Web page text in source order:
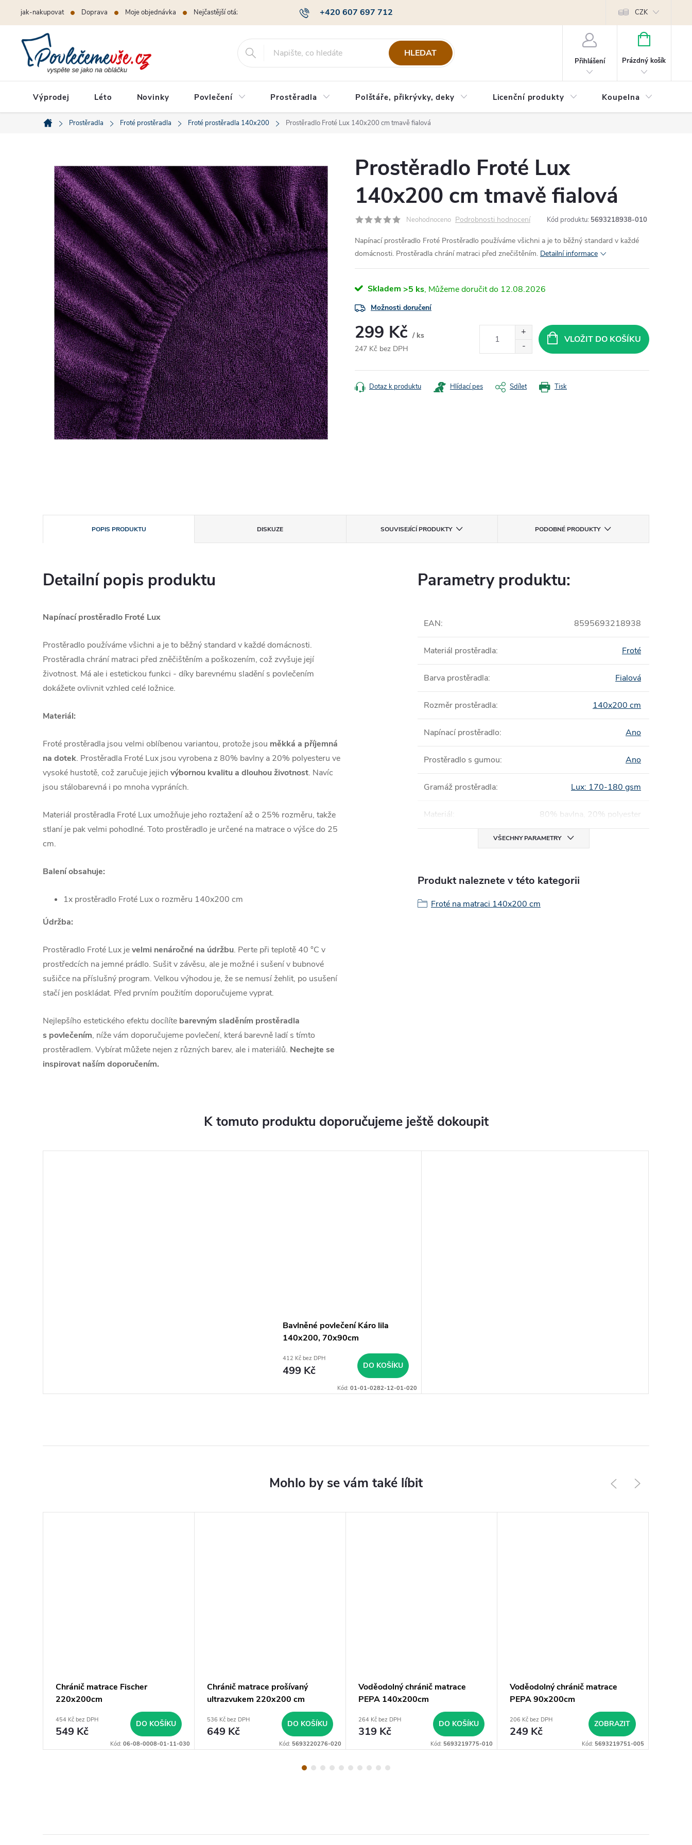
+420 607 697 712
jak-nakupovat Doprava Moje objednávka Nejčastější otázky Obchodní podmínky Podmínky ochrany osobních údajů Poptávky a B2B
CZK
HLEDAT
Přihlášení
NÁKUPNÍ
Prázdný košík
Výprodej Léto Novinky Povlečení Prostěradla Polštáře, přikrývky, deky Licenční produkty Koupelna
Domů
Prostěradla Froté prostěradla Froté prostěradla 140x200 Prostěradlo Froté Lux 140x200 cm tmavě fialová
Prostěradlo Froté Lux
140x200 cm tmavě fialová
Neohodnoceno Podrobnosti hodnocení Kód produktu: 5693218938-010
Napínací prostěradlo Froté Prostěradlo používáme všichni a je to běžný standard v každé
domácnosti. Prostěradla chrání matraci před znečištěním. Detailní informace
Skladem >5 ks 12.08.2026
Možnosti doručení
299 Kč / ks
247 Kč bez DPH
cena:
VLOŽIT DO KOŠÍKU
Tisk
Dotaz k produktu Hlídací pes Sdílet
POPIS PRODUKTU DISKUZE SOUVISEJÍCÍ PRODUKTY PODOBNÉ PRODUKTY
Detailní popis produktu
Napínací prostěradlo Froté Lux
Prostěradlo používáme všichni a je to běžný standard v každé domácnosti.
Prostěradla chrání matraci před zněčištěním a poškozením, což zvyšuje její
životnost. Má ale i estetickou funkci - díky barevnému sladění s povlečením
dokážete ovlivnit vzhled celé ložnice.
Materiál:
Froté prostěradla jsou velmi oblíbenou variantou, protože jsou měkká a příjemná
na dotek. Prostěradla Froté Lux jsou vyrobena z 80% bavlny a 20% polyesteru ve
vysoké hustotě, což zaručuje jejich výbornou kvalitu a dlouhou životnost. Navíc
jsou stálobarevná i po mnoha vypráních.
Materiál prostěradla Froté Lux umožňuje jeho roztažení až o 25% rozměru, takže
stlaní je pak velmi pohodlné. Toto prostěradlo je určené na matrace o výšce do 25
cm.
Balení obsahuje:
1x prostěradlo Froté Lux o rozměru 140x200 cm
Údržba:
Prostěradlo Froté Lux jevelmi nenáročné na údržbu. Perte při teplotě 40 °C v
prostředcích na jemné prádlo. Sušit v závěsu, ale je možné i sušení v bubnové
sušičce na příslušný program. Velkou výhodou je, že se nemusí žehlit, po usušení
stačí jen poskládat. Před prvním použitím doporučujeme vyprat.
Nejlepšího estetického efektu docílíte barevným sladěním prostěradla
s povlečením, níže vám doporučujeme povlečení, která barevně ladí s tímto
prostěradlem. Vybírat můžete nejen z různých barev, ale i materiálů. Nechejte se
inspirovat naším doporučením.
Parametry produktu:
EAN: 8595693218938
Materiál prostěradla: Froté
Barva prostěradla: Fialová
Rozměr prostěradla: 140x200 cm
Napínací prostěradlo: Ano
Prostěradlo s gumou: Ano
Gramáž prostěradla: Lux: 170-180 gsm
Materiál: 80% bavlna, 20% polyester
VŠECHNY PARAMETRY
Produkt naleznete v této kategorii
Froté na matraci 140x200 cm
K tomuto produktu doporučujeme ještě dokoupit
Bavlněné povlečení Káro lila
140x200, 70x90cm
412 Kč bez DPH
499 Kč DO KOŠÍKU
Kód: 01-01-0282-12-01-020
Chránič matrace Fischer
220x200cm
454 Kč bez DPH
549 Kč
DO KOŠÍKU
Kód: 06-08-0008-01-11-030
Chránič matrace prošívaný
ultrazvukem 220x200 cm
536 Kč bez DPH
649 Kč
DO KOŠÍKU
Kód: 5693220276-020
Voděodolný chránič matrace
PEPA 140x200cm
264 Kč bez DPH
319 Kč
DO KOŠÍKU
Kód: 5693219775-010
Voděodolný chránič matrace
PEPA 90x200cm
206 Kč bez DPH
249 Kč
ZOBRAZIT
Kód: 5693219751-005